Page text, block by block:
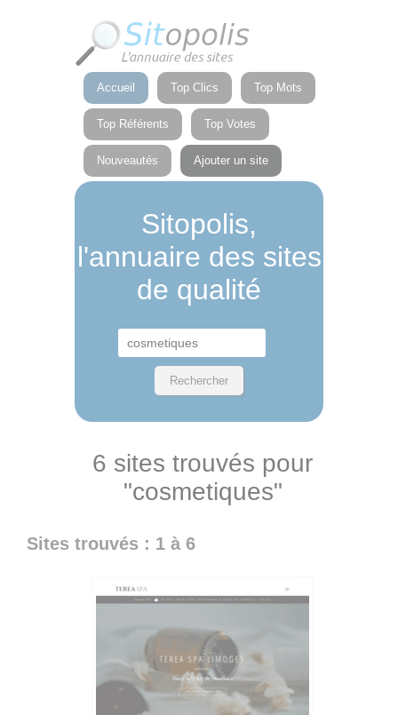
Accueil Top Clics Top Mots
Top Référents Top Votes
Nouveautés Ajouter un site
Sitopolis,
l'annuaire des sites
de qualité
6 sites trouvés pour
"cosmetiques"
Sites trouvés : 1 à 6